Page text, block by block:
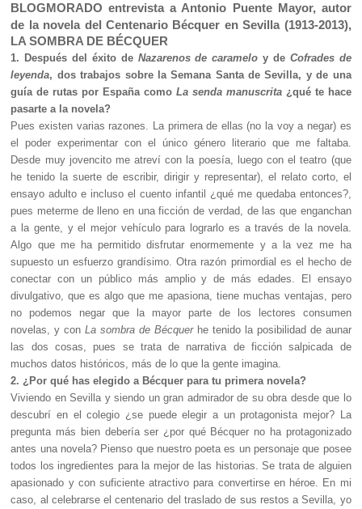
BLOGMORADO entrevista a Antonio Puente Mayor, autor
de la novela del Centenario Bécquer en Sevilla (1913-2013),
LA SOMBRA DE BÉCQUER
1. Después del éxito de Nazarenos de caramelo y de Cofrades de
leyenda, dos trabajos sobre la Semana Santa de Sevilla, y de una
guía de rutas por España como La senda manuscrita¿qué te hace
pasarte a la novela?
Pues existen varias razones. La primera de ellas (no la voy a negar) es
el poder experimentar con el único género literario que me faltaba.
Desde muy jovencito me atreví con la poesía, luego con el teatro (que
he tenido la suerte de escribir, dirigir y representar), el relato corto, el
ensayo adulto e incluso el cuento infantil ¿qué me quedaba entonces?,
pues meterme de lleno en una ficción de verdad, de las que enganchan
a la gente, y el mejor vehículo para lograrlo es a través de la novela.
Algo que me ha permitido disfrutar enormemente y a la vez me ha
supuesto un esfuerzo grandísimo. Otra razón primordial es el hecho de
conectar con un público más amplio y de más edades. El ensayo
divulgativo, que es algo que me apasiona, tiene muchas ventajas, pero
no podemos negar que la mayor parte de los lectores consumen
novelas, y conLa sombra de Bécquerhe tenido la posibilidad de aunar
las dos cosas, pues se trata de narrativa de ficción salpicada de
muchos datos históricos, más de lo que la gente imagina.
2. ¿Por qué has elegido a Bécquer para tu primera novela?
Viviendo en Sevilla y siendo un gran admirador de su obra desde que lo
descubrí en el colegio ¿se puede elegir a un protagonista mejor? La
pregunta más bien debería ser ¿por qué Bécquer no ha protagonizado
antes una novela? Pienso que nuestro poeta es un personaje que posee
todos los ingredientes para la mejor de las historias. Se trata de alguien
apasionado y con suficiente atractivo para convertirse en héroe. En mi
caso, al celebrarse el centenario del traslado de sus restos a Sevilla, yo